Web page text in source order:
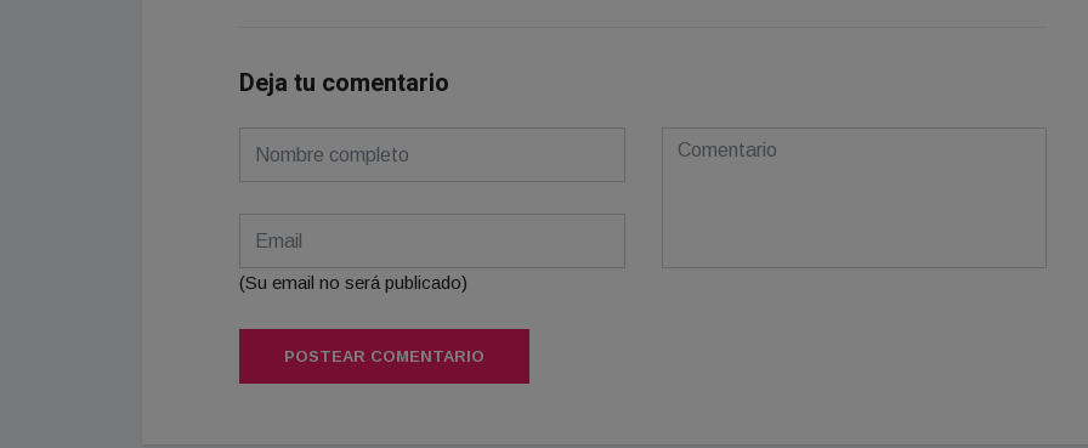
Deja tu comentario
(Su email no será publicado)
POSTEAR COMENTARIO